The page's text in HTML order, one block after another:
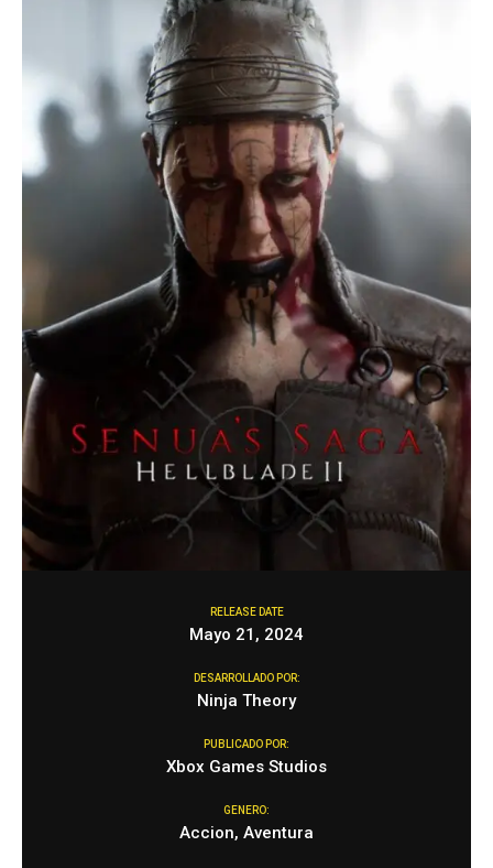
RELEASE DATE
Mayo 21, 2024
DESARROLLADO POR:
Ninja Theory
PUBLICADO POR:
Xbox Games Studios
GENERO:
Accion, Aventura